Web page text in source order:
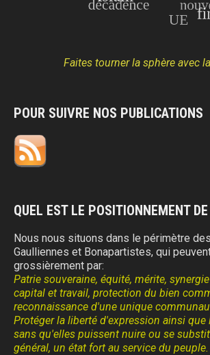
Faites tourner la sphère avec
POUR SUIVRE NOS PUBLICATIONS
QUEL EST LE POSITIONNEMENT
Nous nous situons dans le périmètre
Gaulliennes et Bonapartistes, qui
grossièrement par:
Patrie souveraine, équité, mérite,
capital et travail, protection du bien
reconnaissance d'une unique
Protéger la liberté d'expression ainsi que
sans qu'elles puissent nuire ou se
général, un état fort au service du peuple.